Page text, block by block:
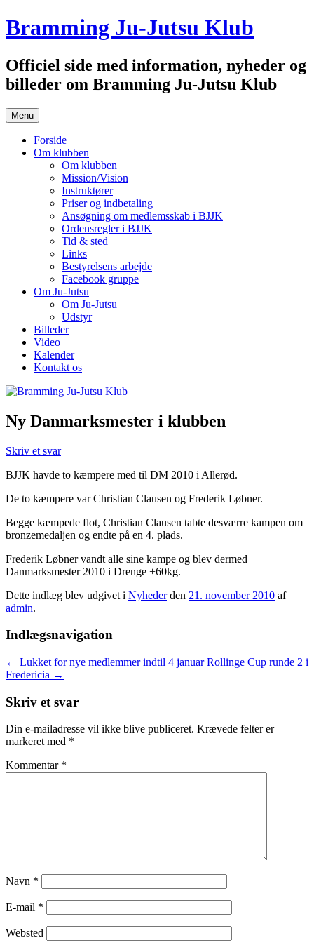
Hop
til
Bramming Ju-Jutsu Klub
Officiel side med information, nyheder og
billeder om Bramming Ju-Jutsu Klub
Menu
Forside
Om klubben
Om klubben
Mission/Vision
Instruktører
Priser og indbetaling
Ansøgning om medlemsskab i BJJK
Ordensregler i BJJK
Tid & sted
Links
Bestyrelsens arbejde
Facebook gruppe
Om Ju-Jutsu
Om Ju-Jutsu
Udstyr
Billeder
Video
Kalender
Kontakt os
Ny Danmarksmester i klubben
Skriv et svar
BJJK havde to kæmpere med til DM 2010 i Allerød.
De to kæmpere var Christian Clausen og Frederik Løbner.
Begge kæmpede flot, Christian Clausen tabte desværre kampen om
bronzemedaljen og endte på en 4. plads.
Frederik Løbner vandt alle sine kampe og blev dermed
Danmarksmester 2010 i Drenge +60kg.
Dette indlæg blev udgivet i Nyhederden 21. november 2010 af
admin.
Indlægsnavigation
← Lukket for nye medlemmer indtil 4 januar Rollinge Cup runde 2 i
Fredericia →
Skriv et svar
Din e-mailadresse vil ikke blive publiceret. Krævede felter er
markeret med *
Kommentar *
Navn *
E-mail *
Websted